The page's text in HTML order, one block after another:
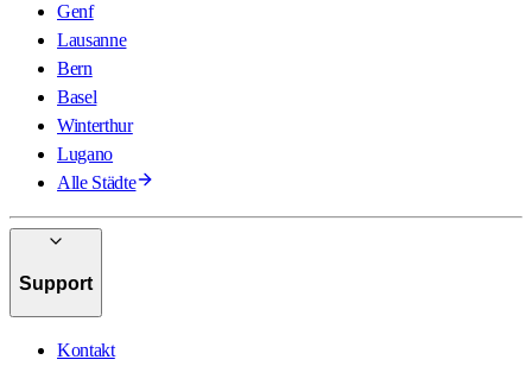
Genf
Lausanne
Bern
Basel
Winterthur
Lugano
Alle Städte
Support
Kontakt